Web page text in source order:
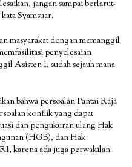
jangan sampai berlarut-
Syamsuar.
masyarakat dengan memanggil
penyelesaian
Asisten I, sudah sejauh mana
bahwa persoalan Pantai Raja
konflik yang dapat
dan pengukuran ulang Hak
(HGB), dan Hak
karena ada juga perwakilan